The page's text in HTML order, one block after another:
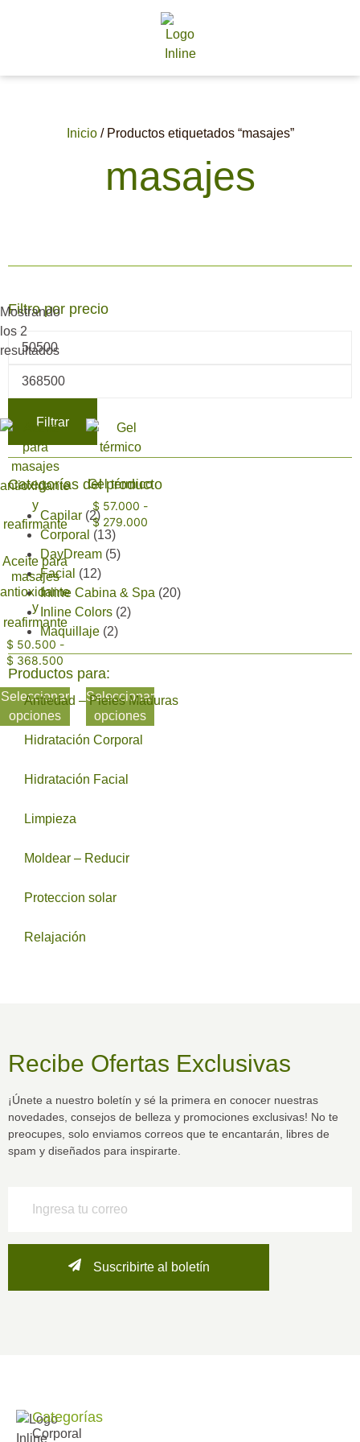
Inicio/ Productos etiquetados “masajes”
masajes
Filtro por precio
Filtrar
Categorías del producto
Capilar (2)
Corporal (13)
DayDream (5)
Facial (12)
Inline Cabina & Spa (20)
Inline Colors (2)
Maquillaje (2)
Productos para:
Antiedad – Pieles Maduras
Hidratación Corporal
Hidratación Facial
Limpieza
Moldear – Reducir
Proteccion solar
Relajación
Mostrando
los 2
resultados
Aceite para
masajes
antioxidante
y
reafirmante
$50.500 -
$ 368.500
Seleccionar
opciones
Gel térmico
$ 57.000 -
$279.000
Seleccionar
opciones
Recibe Ofertas Exclusivas
¡Únete a nuestro boletín y sé la primera en conocer nuestras
novedades, consejos de belleza y promociones exclusivas! No te
preocupes, solo enviamos correos que te encantarán, libres de
spam y diseñados para inspirarte.
Suscribirte al boletín
Categorías
Corporal